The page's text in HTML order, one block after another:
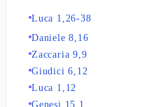
Luca 1,26-38
Daniele 8,16
Zaccaria 9,9
Giudici 6,12
Luca 1,12
Genesi 15,1